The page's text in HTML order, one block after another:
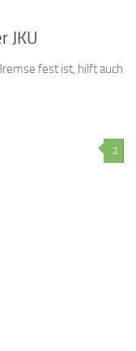
JKU
fest ist, hilft auch
2